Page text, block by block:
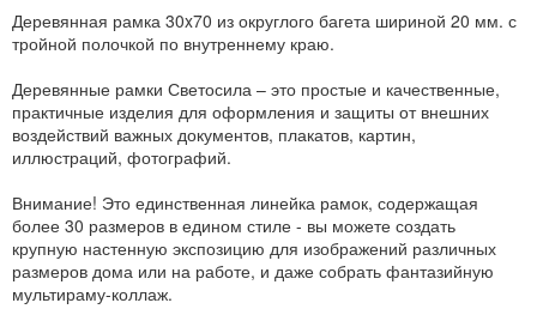
Деревянная рамка 30x70 из округлого багета шириной 20 мм. с
тройной полочкой по внутреннему краю.
Деревянные рамки Светосила – это простые и качественные,
практичные изделия для оформления и защиты от внешних
воздействий важных документов, плакатов, картин,
иллюстраций, фотографий.
Внимание! Это единственная линейка рамок, содержащая
более 30 размеров в едином стиле - вы можете создать
крупную настенную экспозицию для изображений различных
размеров дома или на работе, и даже собрать фантазийную
мультираму-коллаж.